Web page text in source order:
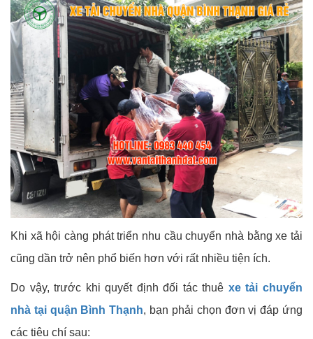
Khi xã hội càng phát triển nhu cầu chuyển nhà bằng xe tải
cũng dần trở nên phổ biến hơn với rất nhiều tiện ích.
Do vậy, trước khi quyết định đối tác thuê xe tải chuyển
nhà tại quận Bình Thạnh, bạn phải chọn đơn vị đáp ứng
các tiêu chí sau: